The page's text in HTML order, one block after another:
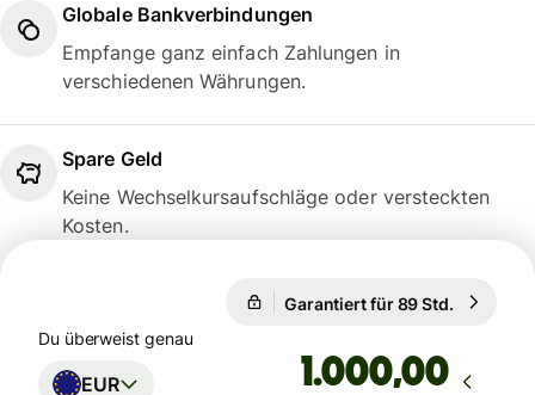
Globale Bankverbindungen
Empfange ganz einfach Zahlungen in
verschiedenen Währungen.
Spare Geld
Keine Wechselkursaufschläge oder versteckten
Kosten.
Garantiert für 89 Std.
Du überweist genau
EUR ,00